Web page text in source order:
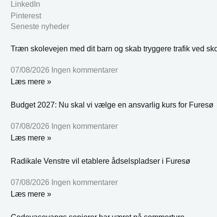
LinkedIn
Pinterest
Seneste nyheder
Træn skolevejen med dit barn og skab tryggere trafik ved
07/08/2026 Ingen kommentarer
Læs mere »
Budget 2027: Nu skal vi vælge en ansvarlig kurs for Furesø
07/08/2026 Ingen kommentarer
Læs mere »
Radikale Venstre vil etablere ådselspladser i Furesø
07/08/2026 Ingen kommentarer
Læs mere »